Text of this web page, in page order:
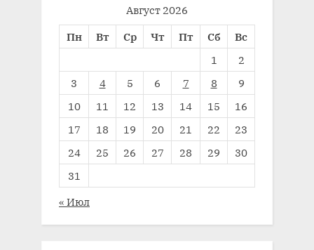
Август 2026
Пн
Вт Ср Чт Пт Сб
Вс
1
2
3
4 5 6 7 8
9
10
11 12 13 14 15
16
17
18 19 20 21 22
23
24
25 26 27 28 29
30
31
« Июл